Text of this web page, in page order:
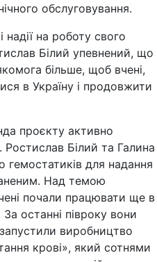
обслуговування.
на роботу свого
Білий упевнений, що
більше, щоб вчені,
в Україну і продовжити
проєкту активно
Білий та Галина
гемостатиків для надання
Над темою
почали працювати ще в
останні півроку вони
виробництво
крові», який сотнями